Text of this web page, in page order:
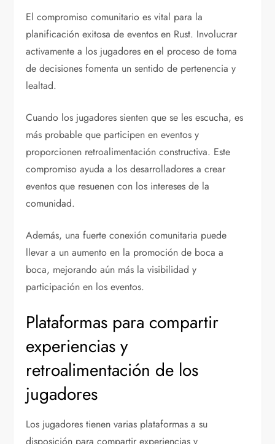
El compromiso comunitario es vital para la
planificación exitosa de eventos en Rust. Involucrar
activamente a los jugadores en el proceso de toma
de decisiones fomenta un sentido de pertenencia y
lealtad.
Cuando los jugadores sienten que se les escucha, es
más probable que participen en eventos y
proporcionen retroalimentación constructiva. Este
compromiso ayuda a los desarrolladores a crear
eventos que resuenen con los intereses de la
comunidad.
Además, una fuerte conexión comunitaria puede
llevar a un aumento en la promoción de boca a
boca, mejorando aún más la visibilidad y
participación en los eventos.
Plataformas para compartir
experiencias y
retroalimentación de los
jugadores
Los jugadores tienen varias plataformas a su